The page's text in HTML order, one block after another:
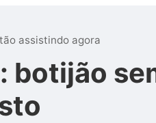
assistindo agora
botijão